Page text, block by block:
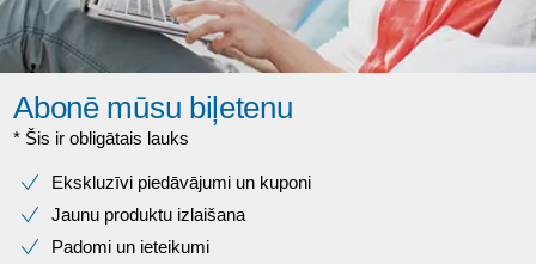
Abonē mūsu biļetenu
* Šis ir obligātais lauks
Ekskluzīvi piedāvājumi un kuponi
Jaunu produktu izlaišana
Padomi un ieteikumi